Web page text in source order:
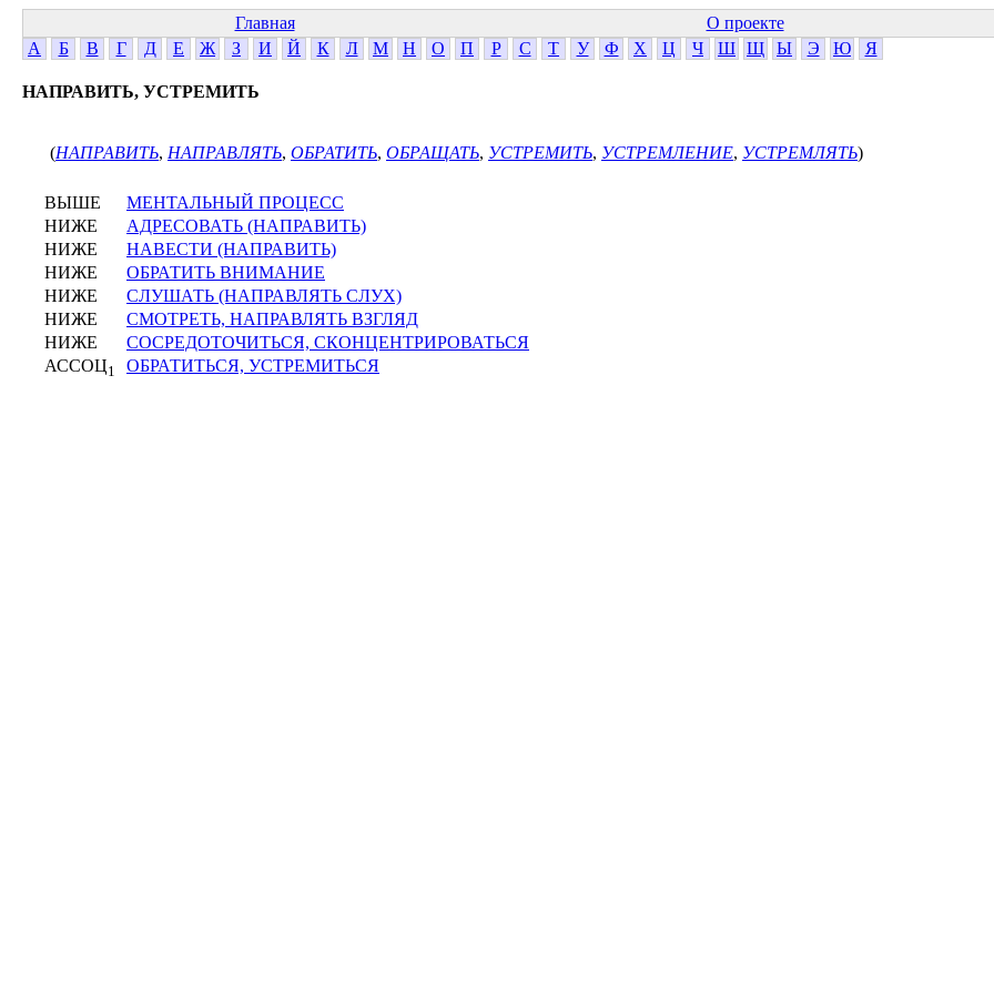
Главная О проекте
А
Б В Г Д Е Ж З И Й К Л М Н О П Р С Т У Ф Х Ц Ч Ш Щ Ы Э Ю Я
НАПРАВИТЬ, УСТРЕМИТЬ
(НАПРАВИТЬ, НАПРАВЛЯТЬ, ОБРАТИТЬ, ОБРАЩАТЬ, УСТРЕМИТЬ, УСТРЕМЛЕНИЕ, УСТРЕМЛЯТЬ)
ВЫШЕ
МЕНТАЛЬНЫЙ ПРОЦЕСС
НИЖЕ
АДРЕСОВАТЬ (НАПРАВИТЬ)
НИЖЕ
НАВЕСТИ (НАПРАВИТЬ)
НИЖЕ
ОБРАТИТЬ ВНИМАНИЕ
НИЖЕ
СЛУШАТЬ (НАПРАВЛЯТЬ СЛУХ)
НИЖЕ
СМОТРЕТЬ, НАПРАВЛЯТЬ ВЗГЛЯД
НИЖЕ
СОСРЕДОТОЧИТЬСЯ, СКОНЦЕНТРИРОВАТЬСЯ
АССОЦ1 ОБРАТИТЬСЯ, УСТРЕМИТЬСЯ